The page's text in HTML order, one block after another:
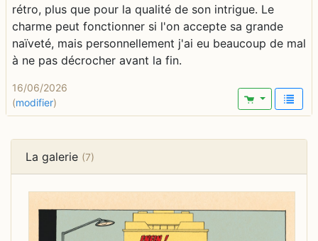
rétro, plus que pour la qualité de son intrigue. Le
charme peut fonctionner si l'on accepte sa grande
naïveté, mais personnellement j'ai eu beaucoup de mal
à ne pas décrocher avant la fin.
16/06/2026
(modifier)
La galerie (7)